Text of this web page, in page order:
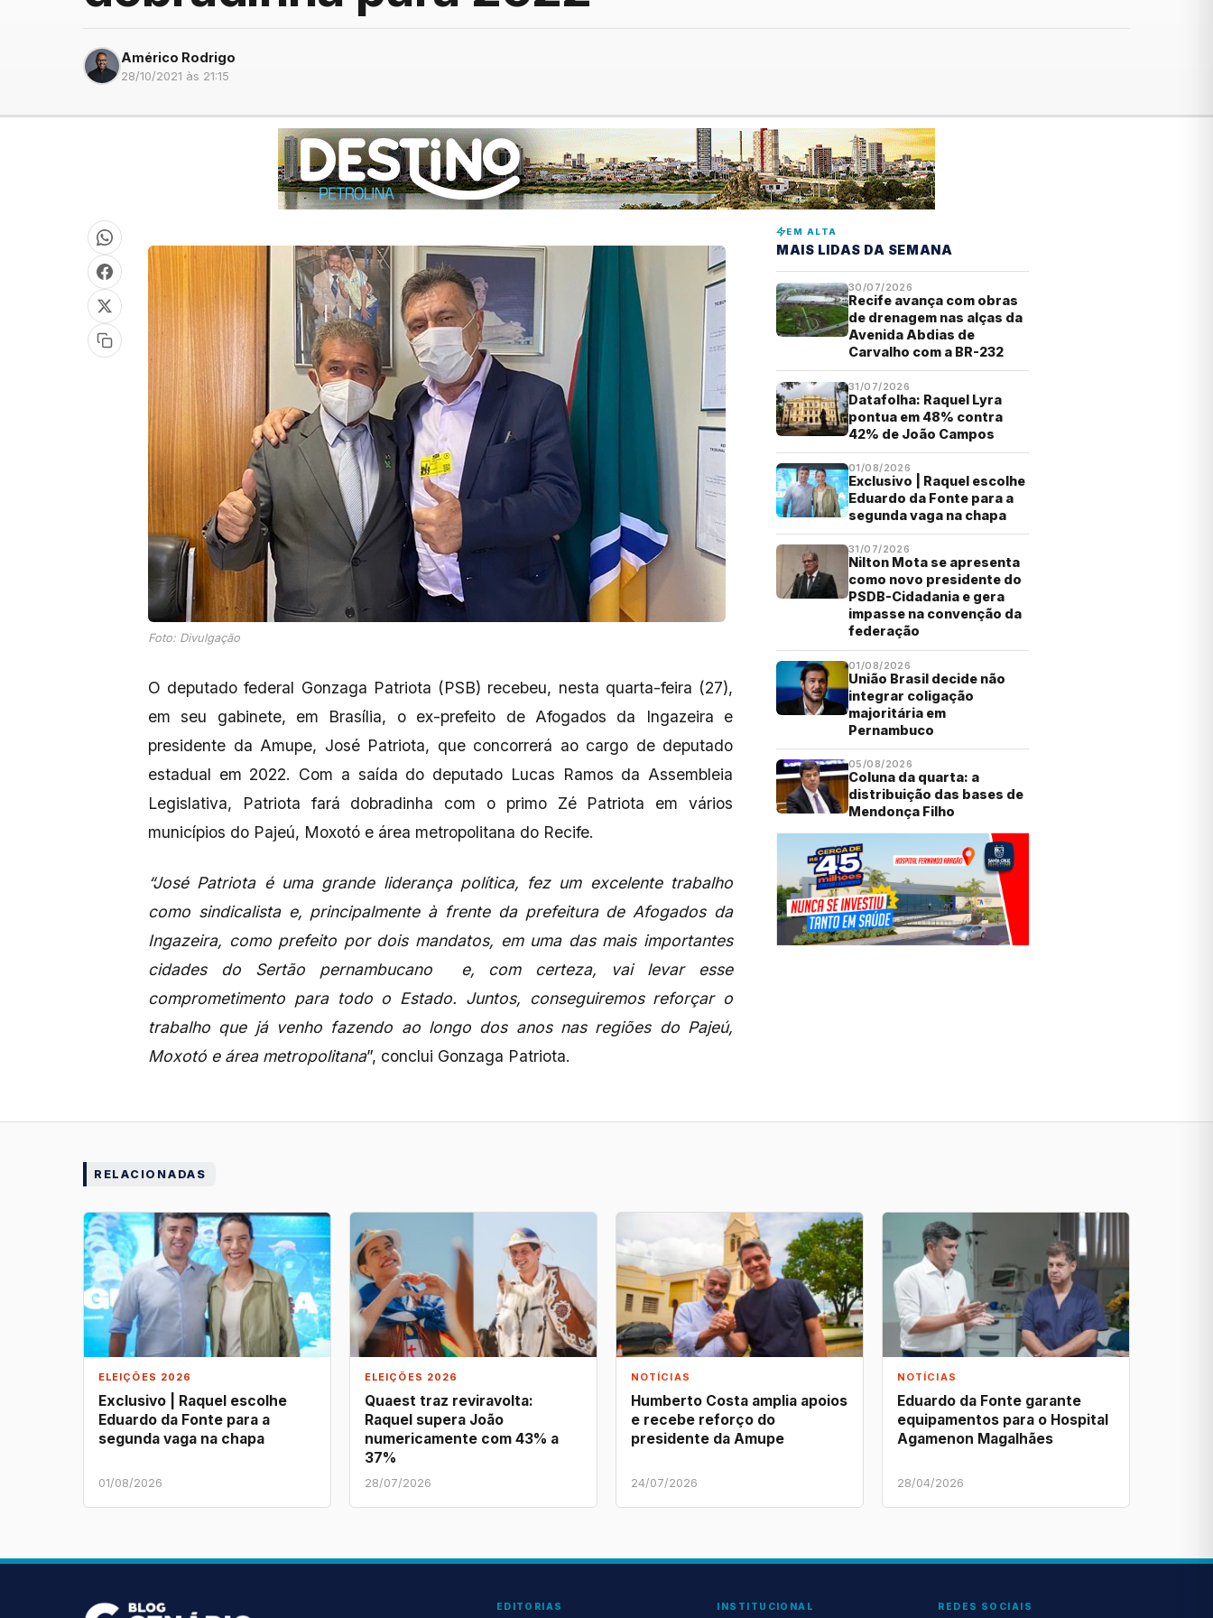
Américo Rodrigo
28/10/2021 às 21:15
Foto: Divulgação
O deputado federal Gonzaga Patriota (PSB) recebeu, nesta quarta-feira (27),
em seu gabinete, em Brasília, o ex-prefeito de Afogados da Ingazeira e
presidente da Amupe, José Patriota, que concorrerá ao cargo de deputado
estadual em 2022. Com a saída do deputado Lucas Ramos da Assembleia
Legislativa, Patriota fará dobradinha com o primo Zé Patriota em vários
municípios do Pajeú, Moxotó e área metropolitana do Recife.
“José Patriota é uma grande liderança política, fez um excelente trabalho
como sindicalista e, principalmente à frente da prefeitura de Afogados da
Ingazeira, como prefeito por dois mandatos, em uma das mais importantes
cidades do Sertão pernambucano e, com certeza, vai levar esse
comprometimento para todo o Estado. Juntos, conseguiremos reforçar o
trabalho que já venho fazendo ao longo dos anos nas regiões do Pajeú,
Moxotó e área metropolitana”, conclui Gonzaga Patriota.
EM ALTA
MAIS LIDAS DA SEMANA
30/07/2026
Recife avança com obras
de drenagem nas alças da
Avenida Abdias de
Carvalho com a BR-232
31/07/2026
Datafolha: Raquel Lyra
pontua em 48% contra
42% de João Campos
01/08/2026
Exclusivo | Raquel escolhe
Eduardo da Fonte para a
segunda vaga na chapa
31/07/2026
Nilton Mota se apresenta
como novo presidente do
PSDB-Cidadania e gera
impasse na convenção da
federação
01/08/2026
União Brasil decide não
integrar coligação
majoritária em
Pernambuco
05/08/2026
Coluna da quarta: a
distribuição das bases de
Mendonça Filho
RELACIONADAS
ELEIÇÕES 2026
Exclusivo | Raquel escolhe
Eduardo da Fonte para a
segunda vaga na chapa
01/08/2026
ELEIÇÕES 2026
Quaest traz reviravolta:
Raquel supera João
numericamente com 43% a
37%
28/07/2026
NOTÍCIAS
Humberto Costa amplia apoios
e recebe reforço do
presidente da Amupe
24/07/2026
NOTÍCIAS
Eduardo da Fonte garante
equipamentos para o Hospital
Agamenon Magalhães
28/04/2026
EDITORIAS INSTITUCIONAL REDES SOCIAIS